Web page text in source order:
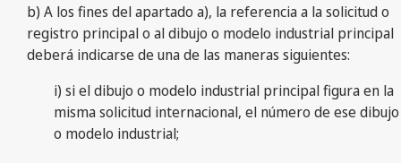
b) A los fines del apartado a), la referencia a la solicitud o
registro principal o al dibujo o modelo industrial principal
deberá indicarse de una de las maneras siguientes:
i) si el dibujo o modelo industrial principal figura en la
misma solicitud internacional, el número de ese dibujo
o modelo industrial;